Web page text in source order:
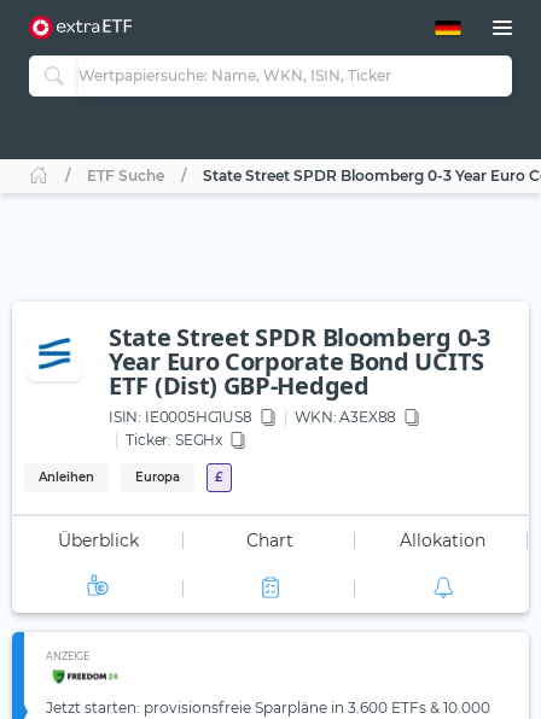
ETF-Guide 2.0
Guide Aktive ETFs
ETF-Sparpläne
ETF Suche State Street SPDR Bloomberg 0-3 Year Euro
State Street SPDR Bloomberg 0-3
Year Euro Corporate Bond UCITS
ETF (Dist) GBP-Hedged
ISIN: IE0005HG1US8 WKN: A3EX88
Ticker: SEGHx
Anleihen Europa £
Überblick Chart Allokation
ANZEIGE
Jetzt starten: provisionsfreie Sparpläne in 3.600 ETFs & 10.000